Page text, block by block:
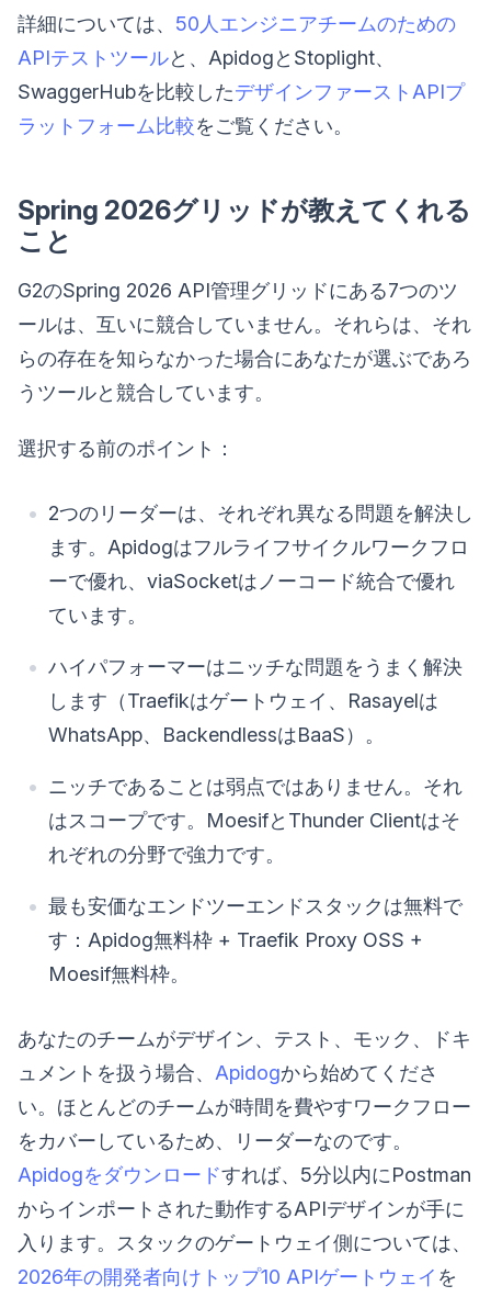
詳細については、 50人エンジニアチームのための
APIテストツールと、ApidogとStoplight、
SwaggerHubを比較したデザインファーストAPIプ
ラットフォーム比較をご覧ください。
Spring 2026グリッドが教えてくれる
こと
G2のSpring 2026 API管理グリッドにある7つのツ
ールは、互いに競合していません。それらは、それ
らの存在を知らなかった場合にあなたが選ぶであろ
うツールと競合しています。
選択する前のポイント：
2つのリーダーは、それぞれ異なる問題を解決し
ます。Apidogはフルライフサイクルワークフロ
ーで優れ、viaSocketはノーコード統合で優れ
ています。
ハイパフォーマーはニッチな問題をうまく解決
します（Traefikはゲートウェイ、Rasayelは
WhatsApp、BackendlessはBaaS）。
ニッチであることは弱点ではありません。それ
はスコープです。MoesifとThunder Clientはそ
れぞれの分野で強力です。
最も安価なエンドツーエンドスタックは無料で
す：Apidog無料枠 + Traefik Proxy OSS +
Moesif無料枠。
あなたのチームがデザイン、テスト、モック、ドキ
ュメントを扱う場合、 Apidogから始めてくださ
い。ほとんどのチームが時間を費やすワークフロー
をカバーしているため、リーダーなのです。
Apidogをダウンロードすれば、5分以内にPostman
からインポートされた動作するAPIデザインが手に
入ります。スタックのゲートウェイ側については、
2026年の開発者向けトップ10 APIゲートウェイ を